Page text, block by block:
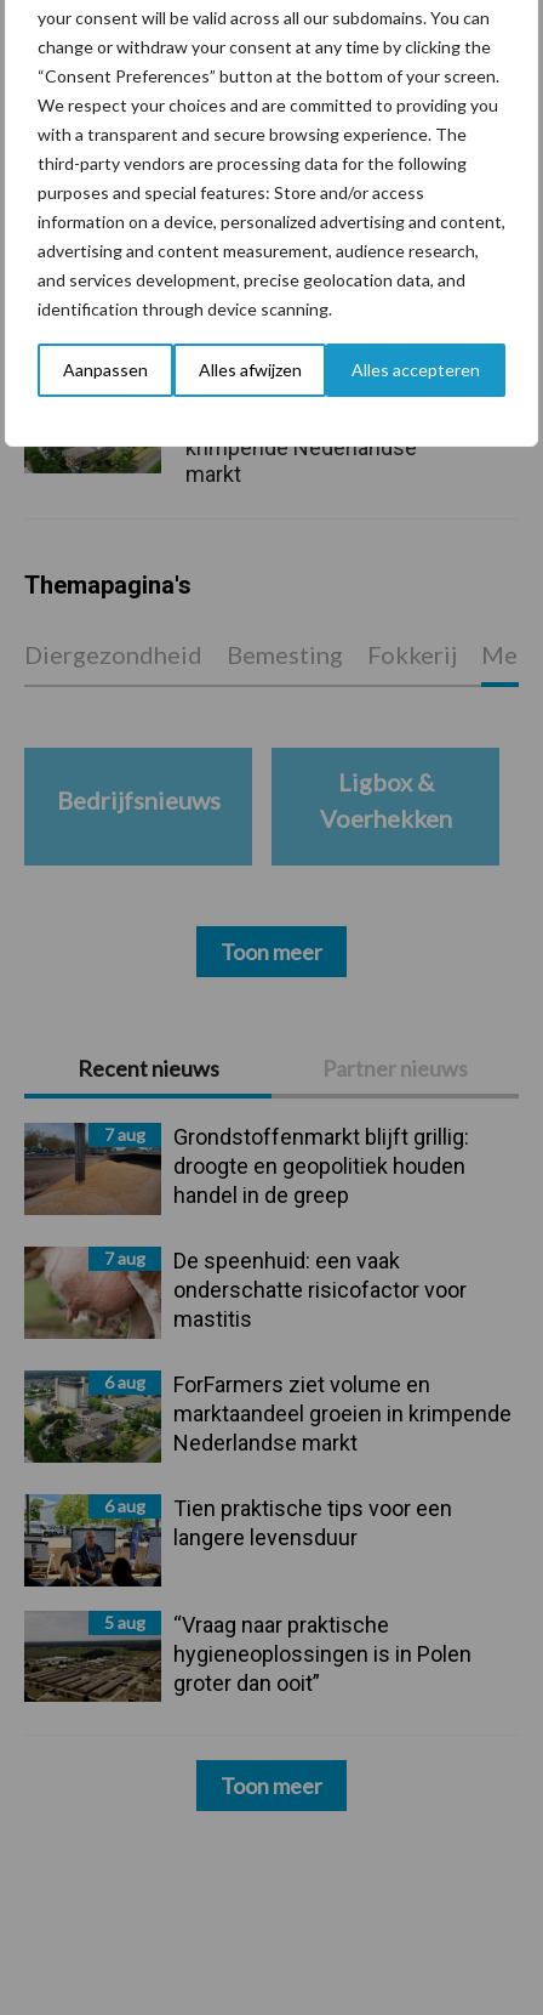
your consent will be valid across all our subdomains. You can
change or withdraw your consent at any time by clicking the
“Consent Preferences” button at the bottom of your screen.
We respect your choices and are committed to providing you
with a transparent and secure browsing experience. The
third-party vendors are processing data for the following
purposes and special features: Store and/or access
information on a device, personalized advertising and content,
advertising and content measurement, audience research,
and services development, precise geolocation data, and
identification through device scanning.
Aanpassen Alles afwijzen Alles accepteren
Primaire
Sidebar
Recent nieuws Partner nieuws
7 aug
Grondstoffenmarkt blijft grillig:
droogte en geopolitiek houden
handel in de greep
7 aug
De speenhuid: een vaak
onderschatte risicofactor voor
mastitis
6 aug
ForFarmers ziet volume en
marktaandeel groeien in krimpende
Nederlandse markt
6 aug
Tien praktische tips voor een
langere levensduur
5 aug
“Vraag naar praktische
hygieneoplossingen is in Polen
groter dan ooit”
Toon meer
Grondstoffenmarkt blijft
grillig: droogte en
geopolitiek houden handel
in de greep
De speenhuid: een vaak
onderschatte risicofactor
voor mastitis
ForFarmers ziet volume en
krimpende Nederlandse
markt
Themapagina's
Diergezondheid Bemesting Fokkerij
Bedrijfsnieuws
Ligbox &
Voerhekken
Toon meer